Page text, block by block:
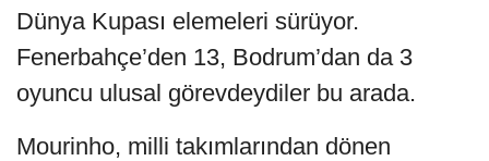
Dünya Kupası elemeleri sürüyor.
Fenerbahçe’den 13, Bodrum’dan da 3
oyuncu ulusal görevdeydiler bu arada.
Mourinho, milli takımlarından dönen